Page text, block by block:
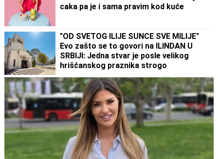
caka pa je i sama pravim kod kuće
"OD SVETOG ILIJE SUNCE SVE MILIJE"
Evo zašto se to govori na ILINDAN U
SRBIJI: Jedna stvar je posle velikog
hrišćanskog praznika strogo
svecu prizvao je veliki blagoslov